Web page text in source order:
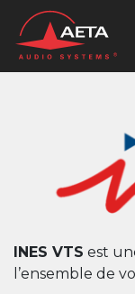
INES VTS est
l’ensemble de